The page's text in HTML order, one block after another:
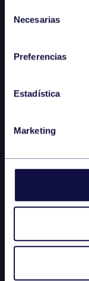
Necesarias
Preferencias
Estadística
Marketing